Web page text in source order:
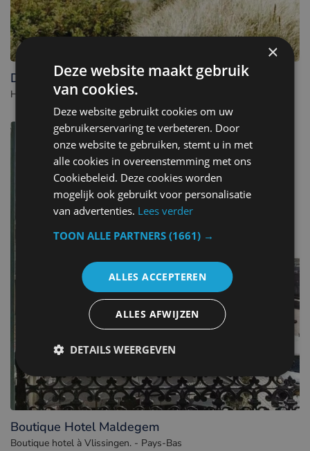
Duinhotel Tien Torens
Hotel à Zoutelande. - Pays-Bas
Boutique Hotel Maldegem
Boutique hotel à Vlissingen. - Pays-Bas
×
Deze website maakt gebruik
van cookies.
Deze website gebruikt cookies om uw
gebruikerservaring te verbeteren. Door
onze website te gebruiken, stemt u in met
alle cookies in overeenstemming met ons
Cookiebeleid. Deze cookies worden
mogelijk ook gebruikt voor personalisatie
van advertenties. Lees verder
TOON ALLE PARTNERS(1661) →
ALLES ACCEPTEREN
ALLES AFWIJZEN
DETAILS WEERGEVEN